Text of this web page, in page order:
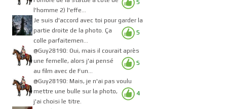
5
l'homme 2) l'effe...
5
Je suis d'accord avec toi pour garder la
partie droite de la photo. Ça
colle parfaitemen...
5
@Guy28190: Oui, mais il courait après
une femelle, alors j'ai pensé
au film avec de Fun...
4
@Guy28190: Mais, je n'ai pas voulu
mettre une bulle sur la photo,
j'ai choisi le titre.